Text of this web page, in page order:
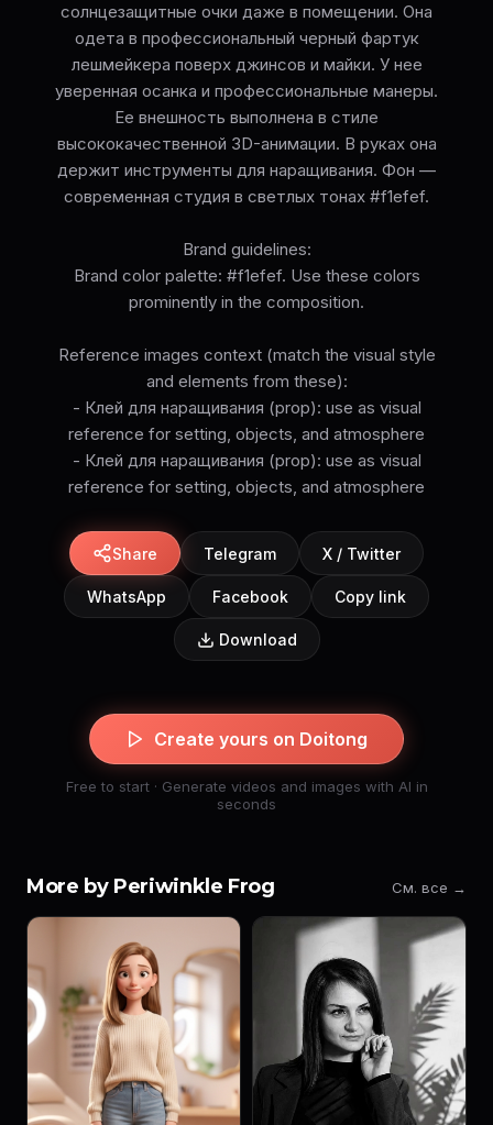
солнцезащитные очки даже в помещении. Она
одета в профессиональный черный фартук
лешмейкера поверх джинсов и майки. У нее
уверенная осанка и профессиональные манеры.
Ее внешность выполнена в стиле
высококачественной 3D-анимации. В руках она
держит инструменты для наращивания. Фон —
современная студия в светлых тонах #f1efef.
Brand guidelines:
Brand color palette: #f1efef. Use these colors
prominently in the composition.
Reference images context (match the visual style
and elements from these):
- Клей для наращивания (prop): use as visual
reference for setting, objects, and atmosphere
- Клей для наращивания (prop): use as visual
reference for setting, objects, and atmosphere
Share Telegram X / Twitter
WhatsApp Facebook Copy link
Download
Create yours on Doitong
Free to start · Generate videos and images with AI in
seconds
More by Periwinkle Frog См. все →